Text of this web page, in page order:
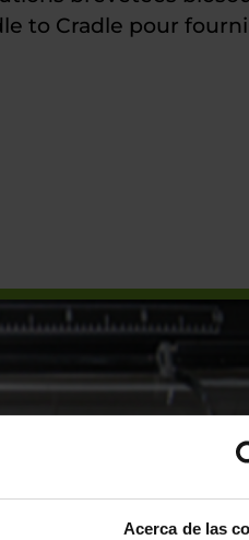
Acerca de las
to Cradle pour